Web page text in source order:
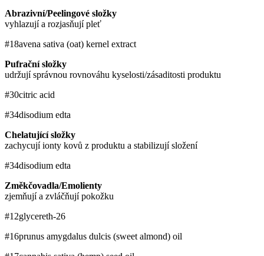
Abrazivní/Peelingové složky
vyhlazují a rozjasňují pleť
#18avena sativa (oat) kernel extract
Pufrační složky
udržují správnou rovnováhu kyselosti/zásaditosti produktu
#30citric acid
#34disodium edta
Chelatující složky
zachycují ionty kovů z produktu a stabilizují složení
#34disodium edta
Změkčovadla/Emolienty
zjemňují a zvláčňují pokožku
#12glycereth-26
#16prunus amygdalus dulcis (sweet almond) oil